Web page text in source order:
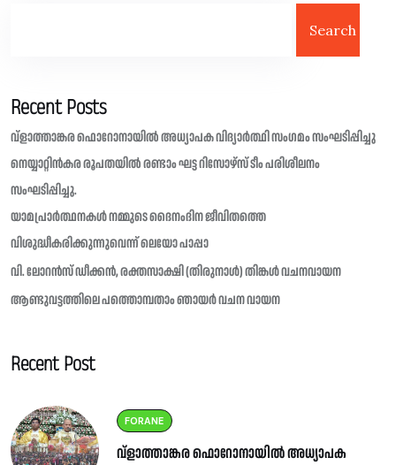
Search
Recent Posts
വ്ളാത്താങ്കര ഫൊറോനായിൽ അധ്യാപക വിദ്യാർത്ഥി സംഗമം സംഘടിപ്പിച്ചു
നെയ്യാറ്റിൻകര രൂപതയിൽ രണ്ടാം ഘട്ട റിസോഴ്സ് ടീം പരിശീലനം
സംഘടിപ്പിച്ചു.
യാമപ്രാർത്ഥനകൾ നമ്മുടെ ദൈനംദിന ജീവിതത്തെ
വിശുദ്ധീകരിക്കുന്നുവെന്ന് ലെയോ പാപ്പാ
വി. ലോറൻസ് ഡീക്കൻ, രക്തസാക്ഷി (തിരുനാൾ) തിങ്കൾ വചനവായന
ആണ്ടുവട്ടത്തിലെ പത്തൊമ്പതാം ഞായർ വചന വായന
Recent Post
FORANE
വ്ളാത്താങ്കര ഫൊറോനായിൽ അധ്യാപക